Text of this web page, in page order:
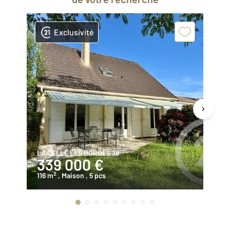
Exclusivité
LA CELLE LES BORDES 78
339 000 €
116 m2 , Maison , 5 pcs